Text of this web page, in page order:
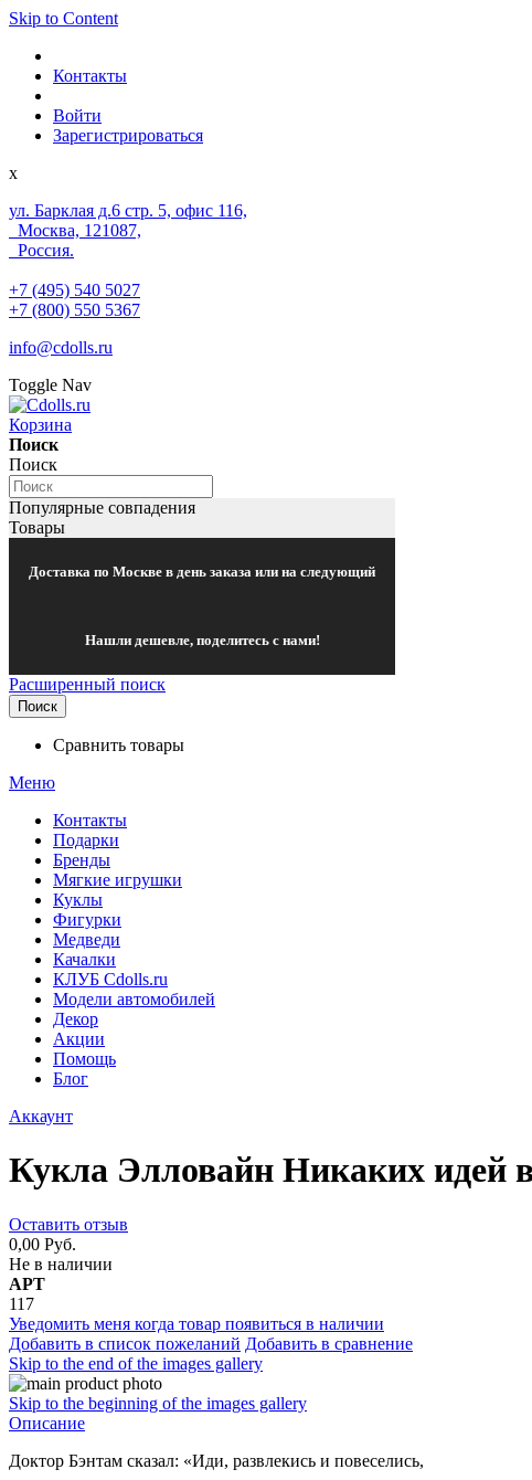
Skip to Content
Контакты
Войти
Зарегистрироваться
x
ул. Барклая д.6 стр. 5, офис 116,
Москва, 121087,
Россия.
+7 (495) 540 5027
+7 (800) 550 5367
info@cdolls.ru
Toggle Nav
Корзина
Поиск
Поиск
Популярные совпадения
Товары
Доставка по Москве в день заказа или на следующий
Нашли дешевле, поделитесь с нами!
Расширенный поиск
Поиск
Сравнить товары
Меню
Контакты
Подарки
Бренды
Мягкие игрушки
Куклы
Фигурки
Медведи
Качалки
КЛУБ Cdolls.ru
Модели автомобилей
Декор
Акции
Помощь
Блог
Аккаунт
Кукла Элловайн Никаких идей
Оставить отзыв
0,00 Руб.
Не в наличии
АРТ
117
Уведомить меня когда товар появиться в наличии
Добавить в список пожеланий Добавить в сравнение
Skip to the end of the images gallery
Skip to the beginning of the images gallery
Описание
Доктор Бэнтам сказал: «Иди, развлекись и повеселись,